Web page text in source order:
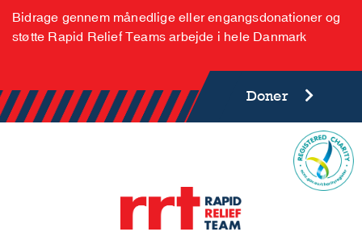
Bidrage gennem månedlige eller engangsdonationer og
støtte Rapid Relief Teams arbejde i hele Danmark
Doner